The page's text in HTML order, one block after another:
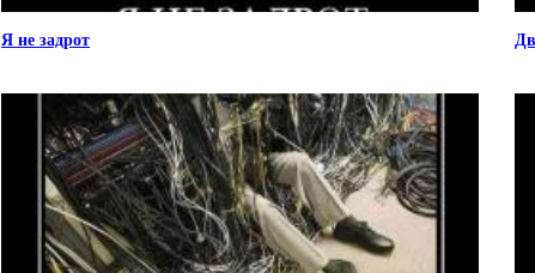
Я не задрот